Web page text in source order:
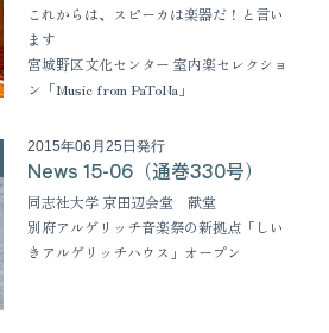
これからは、スピーカは楽器だ！と言い
ます
宮城野区文化センター 室内楽セレクショ
ン「Music from PaToNa」
2015年06月25日発行
News 15-06（通巻330号）
同志社大学 京田辺会堂 献堂
別府アルゲリッチ音楽祭の新拠点「しい
きアルゲリッチハウス」オープン